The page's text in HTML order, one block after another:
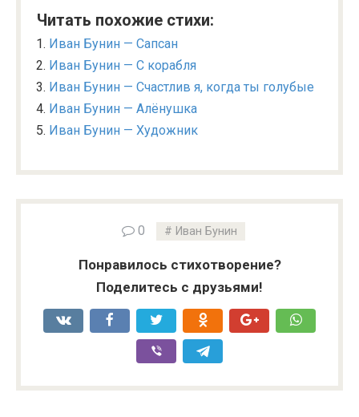
Читать похожие стихи:
Иван Бунин — Сапсан
Иван Бунин — С корабля
Иван Бунин — Счастлив я, когда ты голубые
Иван Бунин — Алёнушка
Иван Бунин — Художник
0 Иван Бунин
Понравилось стихотворение?
Поделитесь с друзьями!